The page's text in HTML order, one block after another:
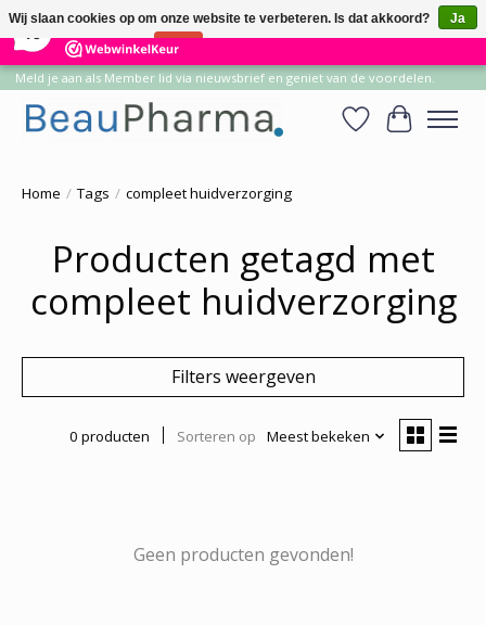
14 Reviews ×
Meld je aan als Member lid via nieuwsbrief en geniet van de voordelen.
Verlanglijst
Home / Tags / compleet huidverzorging
Producten getagd met
compleet huidverzorging
Filters weergeven
0 producten Sorteren op Meest bekeken
Geen producten gevonden!
Wij slaan cookies op om onze website te verbeteren. Is dat akkoord?
Ja
Nee